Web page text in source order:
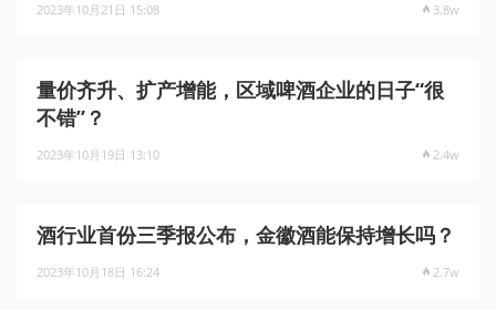
2023年10月21日 15:08 3.8w
量价齐升、扩产增能，区域啤酒企业的日子“很
不错”？
2023年10月19日 13:10 2.4w
酒行业首份三季报公布，金徽酒能保持增长吗？
2023年10月18日 16:24 2.7w